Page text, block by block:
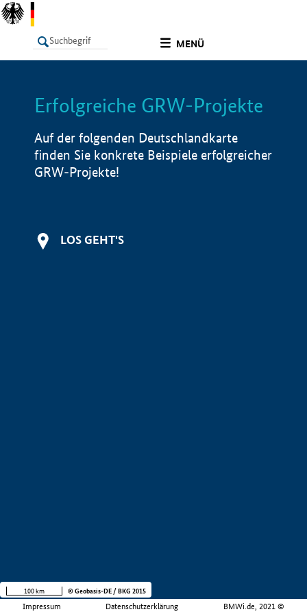
MENÜ
LISTE Info
Erfolgreiche GRW-Projekte
Auf der folgenden Deutschlandkarte
finden Sie konkrete Beispiele erfolgreicher
GRW-Projekte!
LOS GEHT'S
Impressum Datenschutzerklärung BMWi.de, 2021 ©
100 km © Geobasis-DE / BKG 2015